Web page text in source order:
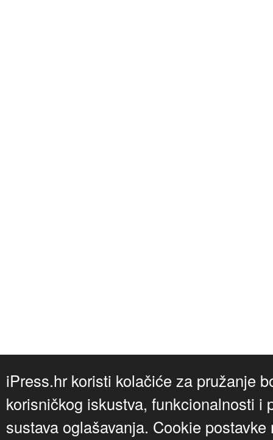
iPress.hr koristi kolačiće za pružanje
korisničkog iskustva, funkcionalnosti i
sustava oglašavanja. Cookie